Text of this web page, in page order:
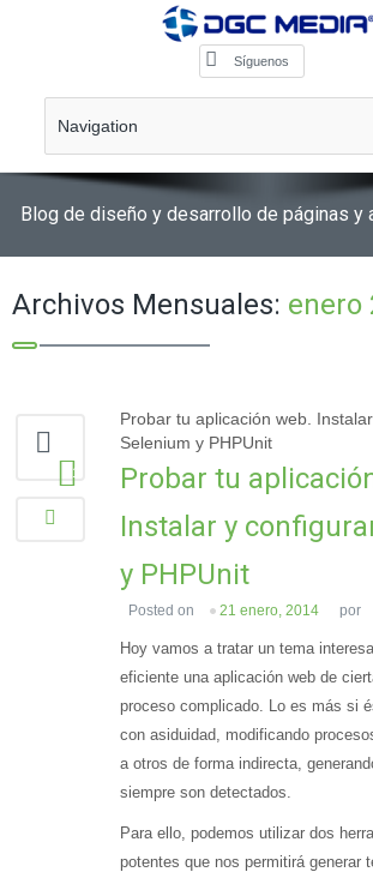
Síguenos
Navigation
Blog de diseño y desarrollo de páginas y
Archivos Mensuales: enero
1
Probar tu aplicación web.
Selenium y PHPUnit
Probar tu
Instalar y
y PHPUnit
Posted on 21 enero, 2014 por
Hoy vamos a tratar un tema
eficiente una aplicación web de
proceso complicado. Lo es más si
con asiduidad, modificando
a otros de forma indirecta,
siempre son detectados.
Para ello, podemos utilizar dos
potentes que nos permitirá generar